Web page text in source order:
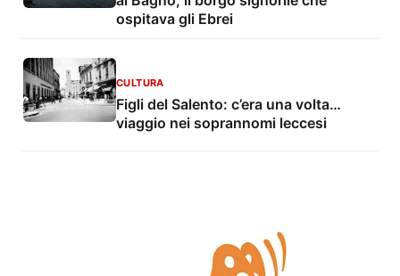
ospitava gli Ebrei
CULTURA
Figli del Salento: c’era una volta…
viaggio nei soprannomi leccesi